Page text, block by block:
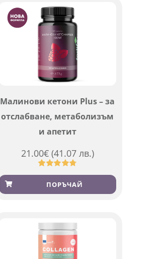
Малинови кетони Plus – за
отслабване, метаболизъм
и апетит
21.00€ (41.07 лв.)
Оценен
4.76от 5,
базирано
819
ПОРЪЧАЙ